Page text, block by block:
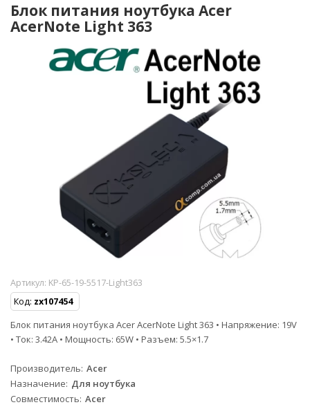
Блок питания ноутбука Acer
AcerNote Light 363
Артикул: KP-65-19-5517-Light363
Код: zx107454
Блок питания ноутбука Acer AcerNote Light 363 • Напряжение: 19V
• Ток: 3.42A • Мощность: 65W • Разъем: 5.5×1.7
Производитель Acer
Назначение Для ноутбука
Совместимость Acer